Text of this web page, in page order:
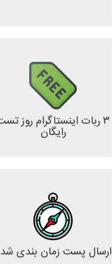
۳ ربات اینستاگرام روز
رایگان
ارسال پست زمان بندی